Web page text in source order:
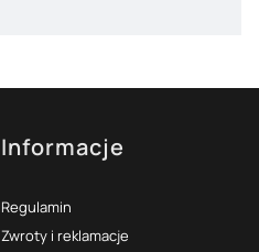
Informacje
Regulamin
Zwroty i reklamacje